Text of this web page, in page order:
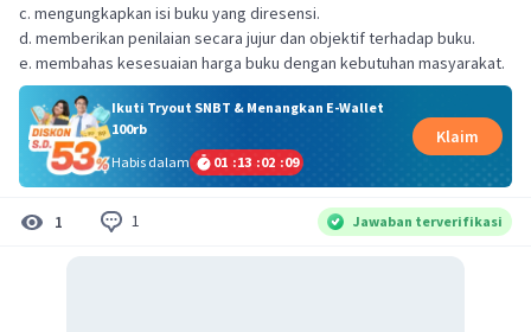
c. mengungkapkan isi buku yang diresensi.
d. memberikan penilaian secara jujur dan objektif terhadap buku.
e. membahas kesesuaian harga buku dengan kebutuhan masyarakat.
Ikuti Tryout SNBT & Menangkan E-Wallet
100rb
Habis dalam
01 :13 :02 :09
Klaim
1 1 Jawaban terverifikasi